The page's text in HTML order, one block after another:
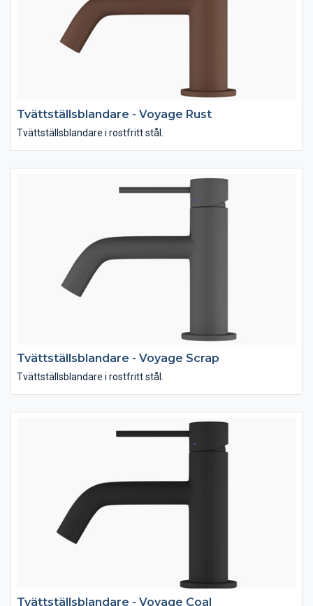
Tvättställsblandare - Voyage Rust
Tvättställsblandare i rostfritt stål.
Tvättställsblandare - Voyage Scrap
Tvättställsblandare i rostfritt stål.
Tvättställsblandare - Voyage Coal